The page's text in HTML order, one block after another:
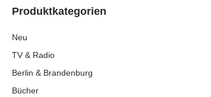
Produktkategorien
Neu
TV & Radio
Berlin & Brandenburg
Bücher